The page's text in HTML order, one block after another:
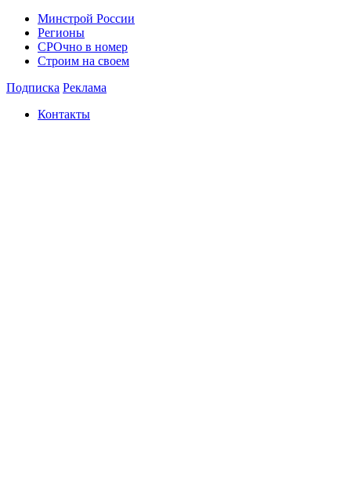
Минстрой России
Регионы
СРОчно в номер
Строим на своем
Подписка Реклама
Контакты